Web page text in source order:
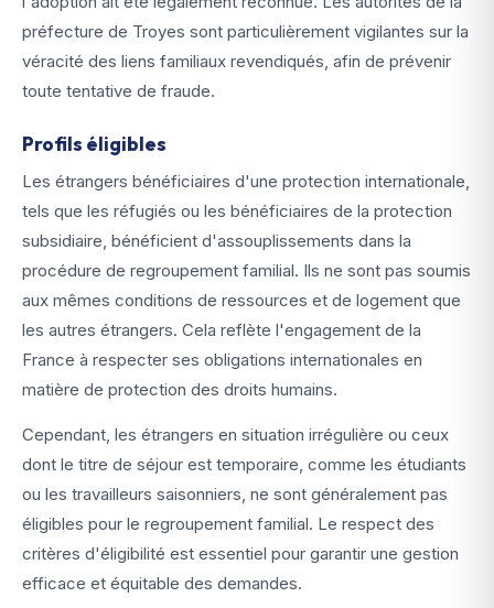
préfecture de Troyes sont particulièrement vigilantes sur la
véracité des liens familiaux revendiqués, afin de prévenir
toute tentative de fraude.
Profils éligibles
Les étrangers bénéficiaires d'une protection internationale,
tels que les réfugiés ou les bénéficiaires de la protection
subsidiaire, bénéficient d'assouplissements dans la
procédure de regroupement familial. Ils ne sont pas soumis
aux mêmes conditions de ressources et de logement que
les autres étrangers. Cela reflète l'engagement de la
France à respecter ses obligations internationales en
matière de protection des droits humains.
Cependant, les étrangers en situation irrégulière ou ceux
dont le titre de séjour est temporaire, comme les étudiants
ou les travailleurs saisonniers, ne sont généralement pas
éligibles pour le regroupement familial. Le respect des
critères d'éligibilité est essentiel pour garantir une gestion
efficace et équitable des demandes.